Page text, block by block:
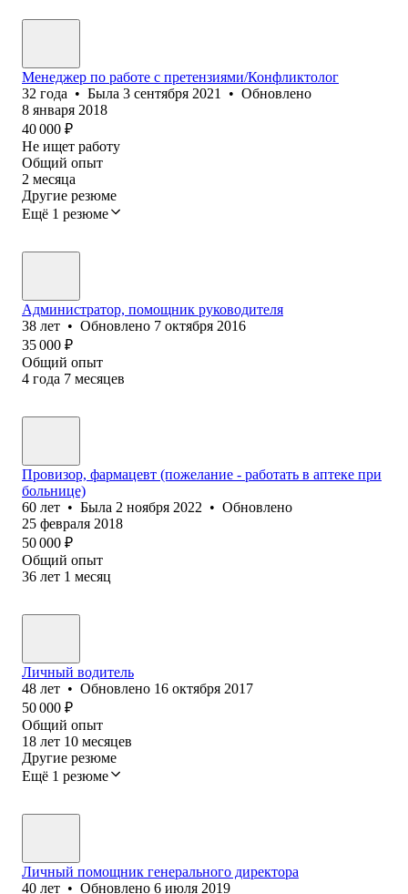
Менеджер по работе с претензиями/Конфликтолог
32 года • Была 3 сентября 2021 • Обновлено
8 января 2018
40 000 ₽
Не ищет работу
Общий опыт
2 месяца
Другие резюме
Ещё 1 резюме
Администратор, помощник руководителя
38 лет • Обновлено 7 октября 2016
35 000 ₽
Общий опыт
4 года 7 месяцев
Провизор, фармацевт (пожелание - работать в аптеке при
больнице)
60 лет • Была 2 ноября 2022 • Обновлено
25 февраля 2018
50 000 ₽
Общий опыт
36 лет 1 месяц
Личный водитель
48 лет • Обновлено 16 октября 2017
50 000 ₽
Общий опыт
18 лет 10 месяцев
Другие резюме
Ещё 1 резюме
Личный помощник генерального директора
40 лет • Обновлено 6 июля 2019